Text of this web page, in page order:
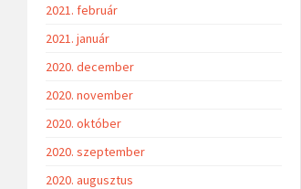
2021. február
2021. január
2020. december
2020. november
2020. október
2020. szeptember
2020. augusztus